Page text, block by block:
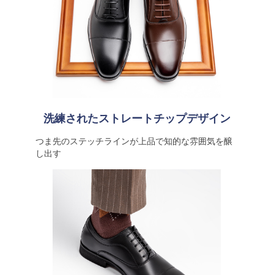
洗練されたストレートチップデザイン
つま先のステッチラインが上品で知的な雰囲気を醸
し出す